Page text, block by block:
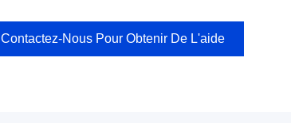
Contactez-Nous Pour Obtenir De L'aide